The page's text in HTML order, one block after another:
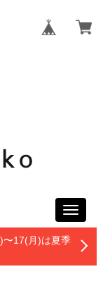
Toggle
〜17(月)は夏季